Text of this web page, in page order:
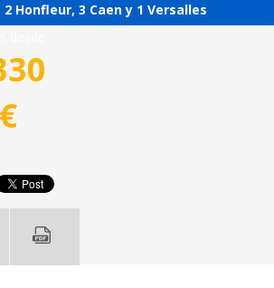
Honfleur, 3 Caen y 1 Versalles
€